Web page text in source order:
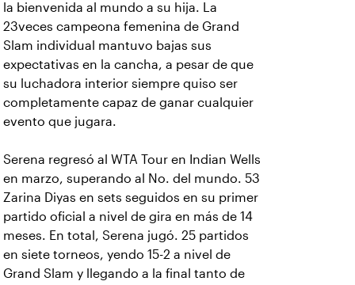
la bienvenida al mundo a su hija. La
23veces campeona femenina de Grand
Slam individual mantuvo bajas sus
expectativas en la cancha, a pesar de que
su luchadora interior siempre quiso ser
completamente capaz de ganar cualquier
evento que jugara.
Serena regresó al WTA Tour en Indian Wells
en marzo, superando al No. del mundo. 53
Zarina Diyas en sets seguidos en su primer
partido oficial a nivel de gira en más de 14
meses. En total, Serena jugó. 25 partidos
en siete torneos, yendo 15-2 a nivel de
Grand Slam y llegando a la final tanto de